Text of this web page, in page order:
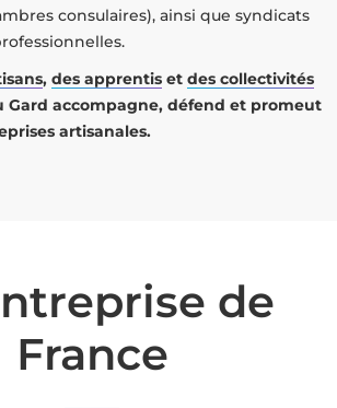
consulaires), ainsi que syndicats
,des apprentis etdes collectivités
Gard accompagne, défend et promeut
artisanales.
de
France